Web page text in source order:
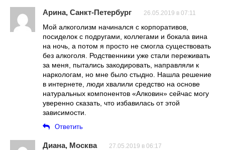
Арина, Санкт-Петербург 26.05.2019 в 07:11
Мой алкоголизм начинался с корпоративов,
посиделок с подругами, коллегами и бокала вина
на ночь, а потом я просто не смогла существовать
без алкоголя. Родственники уже стали переживать
за меня, пытались закодировать, направляли к
наркологам, но мне было стыдно. Нашла решение
в интернете, люди хвалили средство на основе
натуральных компонентов «Алковин» сейчас могу
уверенно сказать, что избавилась от этой
зависимости.
Ответить
Диана, Москва 27.05.2019 в 06:17